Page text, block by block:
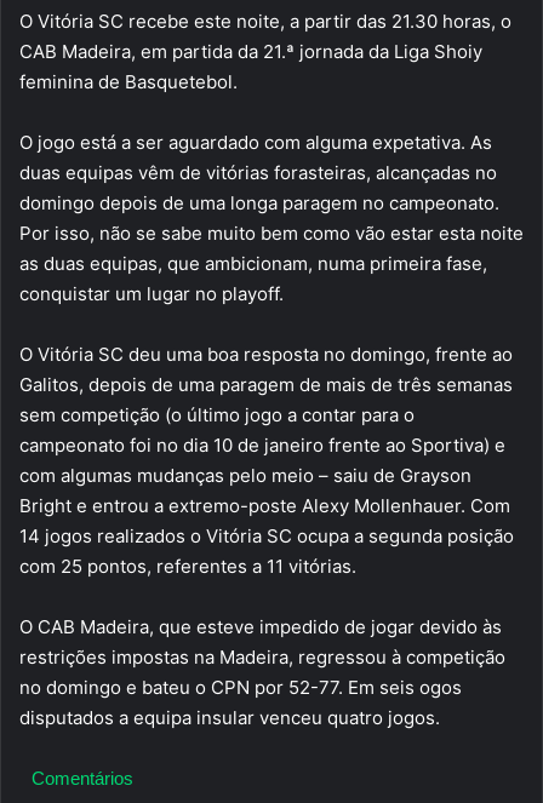
O Vitória SC recebe este noite, a partir das 21.30 horas, o
CAB Madeira, em partida da 21.ª jornada da Liga Shoiy
feminina de Basquetebol.
O jogo está a ser aguardado com alguma expetativa. As
duas equipas vêm de vitórias forasteiras, alcançadas no
domingo depois de uma longa paragem no campeonato.
Por isso, não se sabe muito bem como vão estar esta noite
as duas equipas, que ambicionam, numa primeira fase,
conquistar um lugar no playoff.
O Vitória SC deu uma boa resposta no domingo, frente ao
Galitos, depois de uma paragem de mais de três semanas
sem competição (o último jogo a contar para o
campeonato foi no dia 10 de janeiro frente ao Sportiva) e
com algumas mudanças pelo meio – saiu de Grayson
Bright e entrou a extremo-poste Alexy Mollenhauer. Com
14 jogos realizados o Vitória SC ocupa a segunda posição
com 25 pontos, referentes a 11 vitórias.
O CAB Madeira, que esteve impedido de jogar devido às
restrições impostas na Madeira, regressou à competição
no domingo e bateu o CPN por 52-77. Em seis ogos
disputados a equipa insular venceu quatro jogos.
Comentários